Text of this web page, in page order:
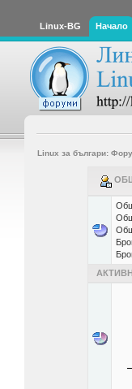
Linux-BG Начало
Linux за българи: